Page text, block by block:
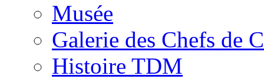
Musée
Galerie des Chefs de
Histoire TDM